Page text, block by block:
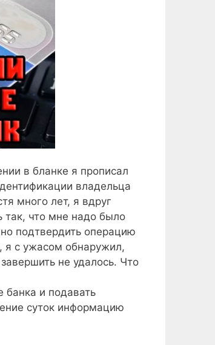
в бланке я прописал
владельца
много лет, я вдруг
так, что мне надо было
подтвердить операцию
я с ужасом обнаружил,
не удалось. Что
и подавать
суток информацию